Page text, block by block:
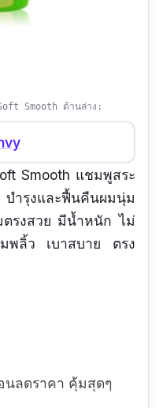
Smooth ด้านล่าง:
Smooth แชมพูสระ
ำรุงและฟื้นคืนผมนุ่ม
ตรงสวย มีน้ำหนัก ไม่
พลิ้ว เบาสบาย ตรง
ลดราคา คุ้มสุดๆ